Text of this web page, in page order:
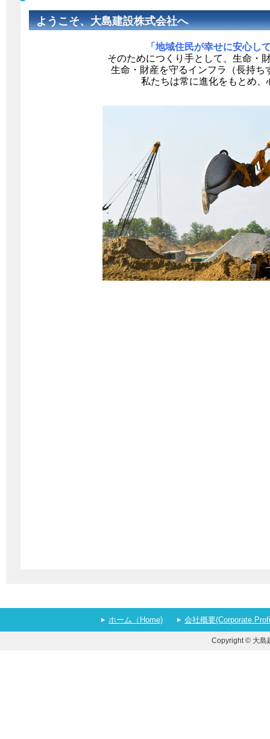
ようこそ、大島建設株式会社へ
「地域住民が幸せに安心し
そのためにつくり手として、生命・
生命・財産を守るインフラ（長持
私たちは常に進化をもとめ
ホーム（Home) 会社概要(Corporate
Copyright © 大島